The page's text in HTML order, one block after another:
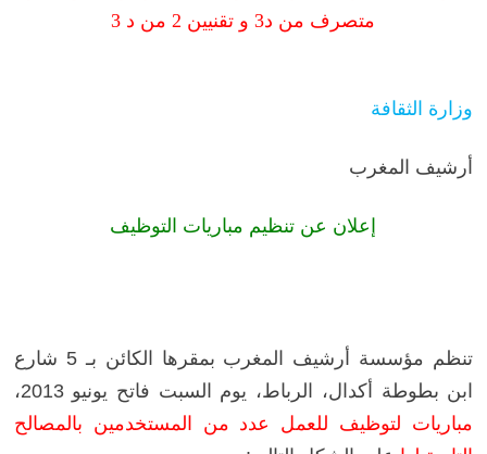
متصرف من د3 و تقنيين 2 من د 3
وزارة الثقافة
أرشيف المغرب
إعلان عن تنظيم مباريات التوظيف
تنظم مؤسسة أرشيف المغرب بمقرها الكائن بـ 5 شارع
ابن بطوطة أكدال، الرباط، يوم السبت فاتح يونيو 2013،
مباريات لتوظيف للعمل عدد من المستخدمين بالمصالح